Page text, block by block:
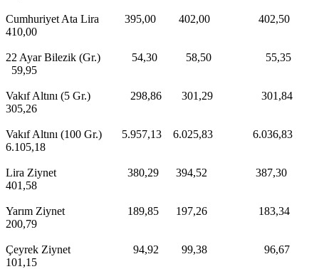
Cumhuriyet Ata Lira 395,00 402,00 402,50
410,00
22 Ayar Bilezik (Gr.) 54,30 58,50 55,35
59,95
Vakıf Altını (5 Gr.) 298,86 301,29 301,84
305,26
Vakıf Altını (100 Gr.) 5.957,13 6.025,83 6.036,83
6.105,18
Lira Ziynet 380,29 394,52 387,30
401,58
Yarım Ziynet 189,85 197,26 183,34
200,79
Çeyrek Ziynet 94,92 99,38 96,67
101,15